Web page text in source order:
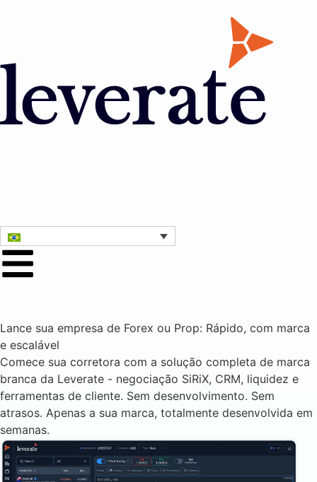
Lance sua empresa de Forex ou Prop: Rápido, com marca
e escalável
Comece sua corretora com a solução completa de marca
branca da Leverate - negociação SiRiX, CRM, liquidez e
ferramentas de cliente. Sem desenvolvimento. Sem
atrasos. Apenas a sua marca, totalmente desenvolvida em
semanas.